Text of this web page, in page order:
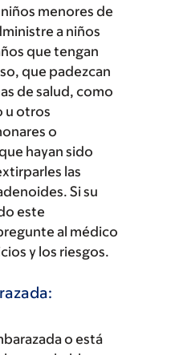
menores de
a niños
que tengan
que padezcan
de salud, como
u otros
o
hayan sido
las
Si su
este
al médico
y los riesgos.
o está